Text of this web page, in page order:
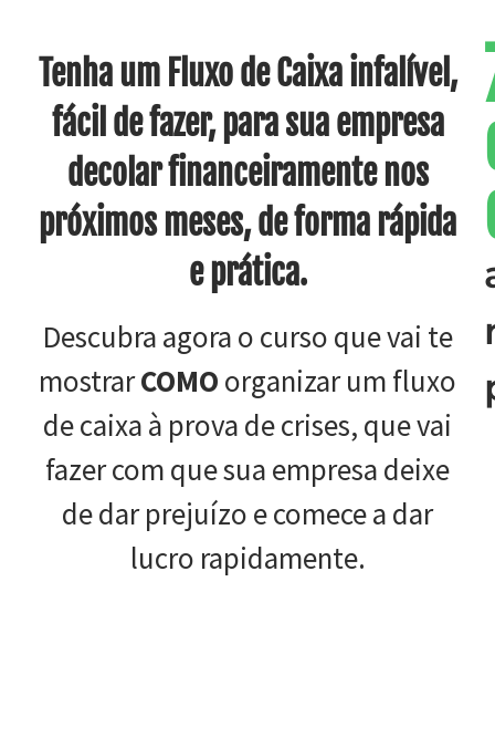
Tenha um Fluxo de Caixa infalível,
fácil de fazer, para sua empresa
decolar financeiramente nos
próximos meses, de forma rápida
e prática.
Descubra agora o curso que vai te
mostrarCOMO organizar um fluxo
de caixa à prova de crises, que vai
fazer com que sua empresa deixe
de dar prejuízo e comece a dar
lucro rapidamente.